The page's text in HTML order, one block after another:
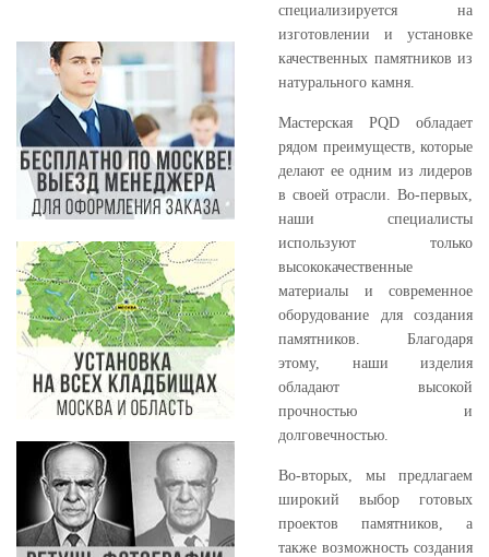
специализируется на
изготовлении и установке
качественных памятников из
натурального камня.
Мастерская PQD обладает
рядом преимуществ, которые
делают ее одним из лидеров
в своей отрасли. Во-первых,
наши специалисты
используют только
высококачественные
материалы и современное
оборудование для создания
памятников. Благодаря
этому, наши изделия
обладают высокой
прочностью и
долговечностью.
Во-вторых, мы предлагаем
широкий выбор готовых
проектов памятников, а
также возможность создания